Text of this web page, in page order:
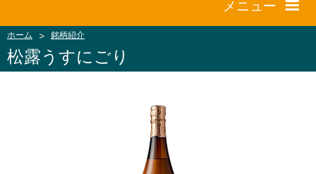
メニュー
ホーム 銘柄紹介
松露うすにごり